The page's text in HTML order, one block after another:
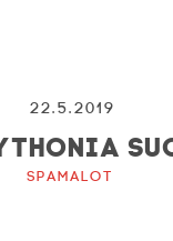
22.5.2019
Spamalot